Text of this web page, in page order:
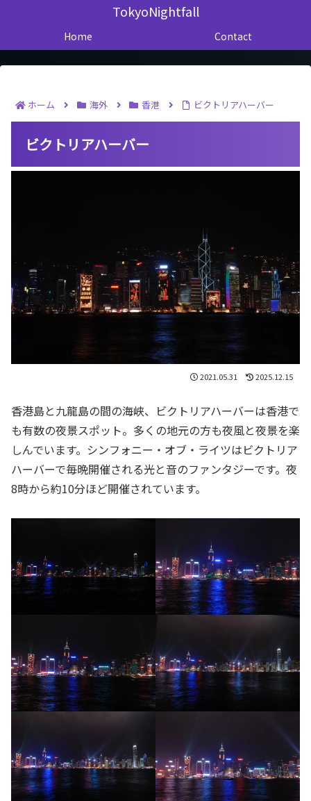
TokyoNightfall
Home Contact
ホーム 海外 香港 ビクトリアハーバー
ビクトリアハーバー
2021.05.31 2025.12.15
香港島と九龍島の間の海峡、ビクトリアハーバーは香港で
も有数の夜景スポット。多くの地元の方も夜風と夜景を楽
しんでいます。シンフォニー・オブ・ライツはビクトリア
ハーバーで毎晩開催される光と音のファンタジーです。夜
8時から約10分ほど開催されています。